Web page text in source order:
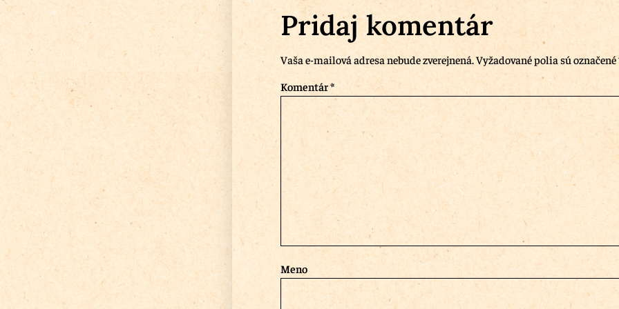
Pridaj komentár
Vaša e-mailová adresa nebude zverejnená.Vyžadované polia sú označené
Komentár*
Meno